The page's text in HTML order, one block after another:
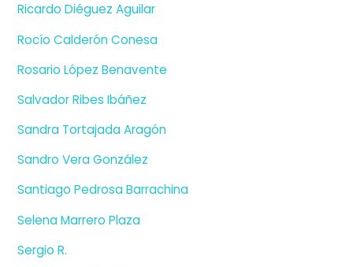
Ricardo Diéguez Aguilar
Rocío Calderón Conesa
Rosario López Benavente
Salvador Ribes Ibáñez
Sandra Tortajada Aragón
Sandro Vera González
Santiago Pedrosa Barrachina
Selena Marrero Plaza
Sergio R.